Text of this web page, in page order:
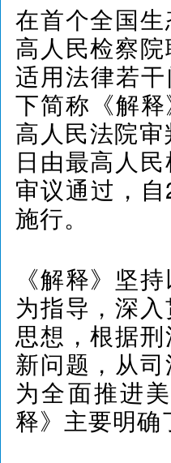
在首个全国
高人民检察
适用法律若
下简称《解
高人民法院
日由最高人
审议通过，
施行。
《解释》坚
为指导，深
思想，根据
新问题，从
为全面推进
释》主要明确